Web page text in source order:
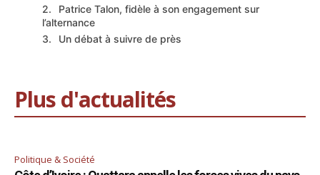
Patrice Talon, fidèle à son engagement sur
l’alternance
Un débat à suivre de près
Plus d'actualités
Politique & Société